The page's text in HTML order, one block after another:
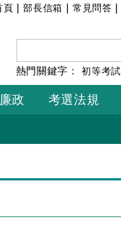
頁 |部長信箱 常見問答
熱門關鍵字：初等考試
政 考選法規